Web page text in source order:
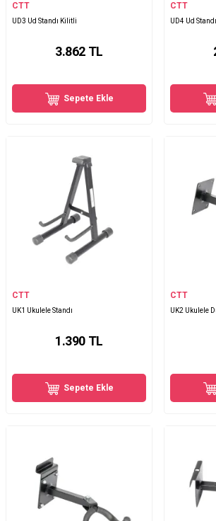
CTT
UD3 Ud Standı Kilitli
3.862 TL
Sepete Ekle
CTT
UD4 Ud
CTT
UK1 Ukulele Standı
1.390 TL
Sepete Ekle
CTT
UK2 Ukulele